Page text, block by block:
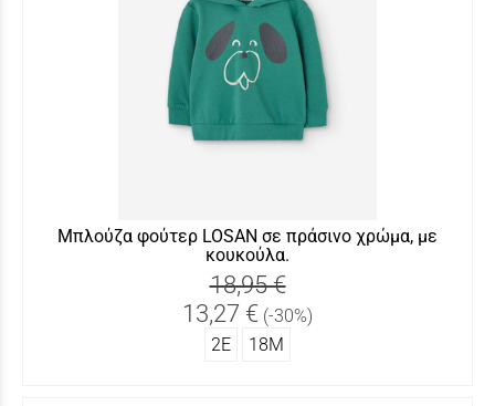
Μπλούζα φούτερ LOSAN σε πράσινο χρώμα, με
κουκούλα.
18,95 €
13,27 € (-30%)
2Ε
18Μ